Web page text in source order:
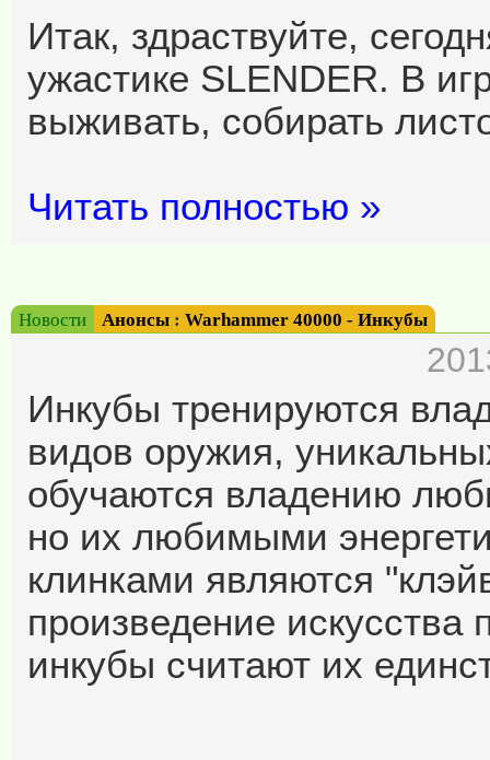
Итак, здраствуйте,
ужастике SLENDER. В
выживать, собирать
Читать полностью »
Новости Анонсы : Warhammer 40000 - Инкубы
Инкубы тренируются
видов оружия,
обучаются владению
но их любимыми
клинками являются
произведение
инкубы считают их